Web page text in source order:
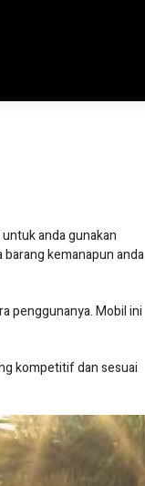
anda gunakan
kemanapun anda
penggunanya. Mobil ini
kompetitif dan sesuai